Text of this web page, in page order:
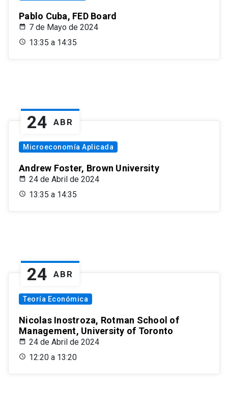
Pablo Cuba, FED Board
7 de Mayo de 2024
13:35 a 14:35
24 ABR
Microeconomía Aplicada
Andrew Foster, Brown University
24 de Abril de 2024
13:35 a 14:35
24 ABR
Teoría Económica
Nicolas Inostroza, Rotman School of
Management, University of Toronto
24 de Abril de 2024
12:20 a 13:20